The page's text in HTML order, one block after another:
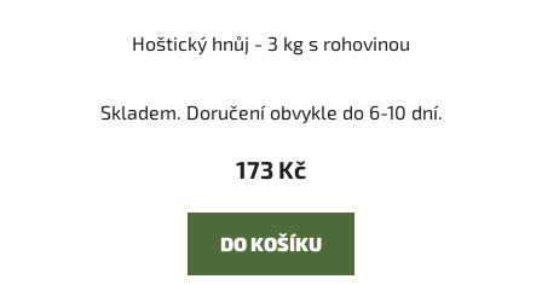
Hoštický hnůj - 3 kg s rohovinou
Skladem. Doručení obvykle do 6-10 dní.
173 Kč
DO KOŠÍKU